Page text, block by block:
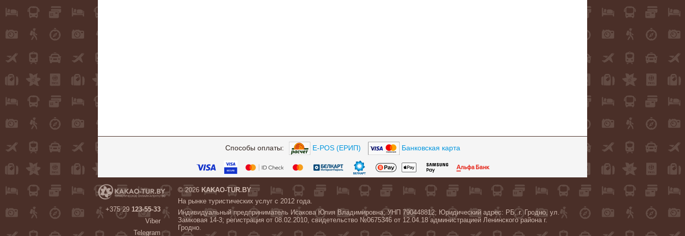
Способы оплаты: E-POS (ЕРИП) Банковская карта
+375 29 123-55-33
Viber
Telegram
© 2026 KAKAO-TUR.BY
На рынке туристических услуг с 2012 года.
Индивидуальный предприниматель Исакова Юлия Владимировна; УНП 790448812; Юридический адрес: РБ, г. Гродно, ул.
Замковая 14-3; регистрация от 08.02.2010, свидетельство №0675346 от 12.04.18 администрацией Ленинского района г.
Гродно.